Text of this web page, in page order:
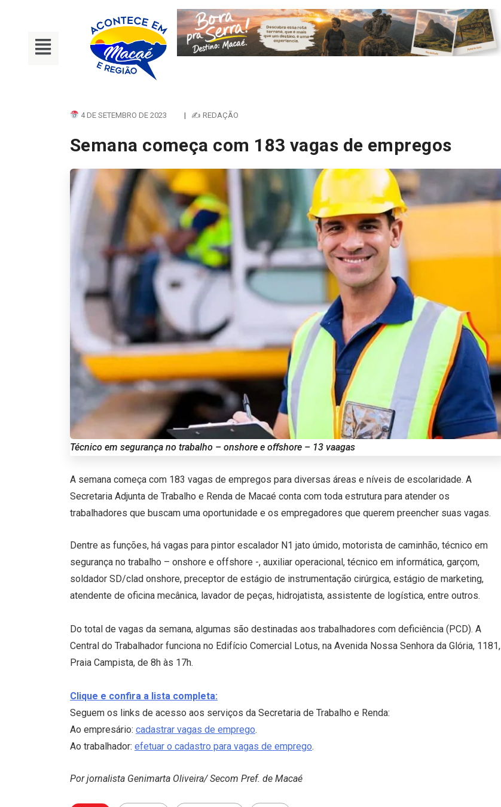
4 DE SETEMBRO DE 2023 | ✍ REDAÇÃO
Semana começa com 183 vagas de empregos
Técnico em segurança no trabalho – onshore e offshore – 13 vaagas
A semana começa com 183 vagas de empregos para diversas áreas e níveis de escolaridade. A
Secretaria Adjunta de Trabalho e Renda de Macaé conta com toda estrutura para atender os
trabalhadores que buscam uma oportunidade e os empregadores que querem preencher suas vagas.
Dentre as funções, há vagas para pintor escalador N1 jato úmido, motorista de caminhão, técnico em
segurança no trabalho – onshore e offshore -, auxiliar operacional, técnico em informática, garçom,
soldador SD/clad onshore, preceptor de estágio de instrumentação cirúrgica, estágio de marketing,
atendente de oficina mecânica, lavador de peças, hidrojatista, assistente de logística, entre outros.
Do total de vagas da semana, algumas são destinadas aos trabalhadores com deficiência (PCD). A
Central do Trabalhador funciona no Edifício Comercial Lotus, na Avenida Nossa Senhora da Glória, 1181,
Praia Campista, de 8h às 17h.
Clique e confira a lista completa:
Seguem os links de acesso aos serviços da Secretaria de Trabalho e Renda:
Ao empresário: cadastrar vagas de emprego.
Ao trabalhador: efetuar o cadastro para vagas de emprego.
Por jornalista Genimarta Oliveira/ Secom Pref. de Macaé